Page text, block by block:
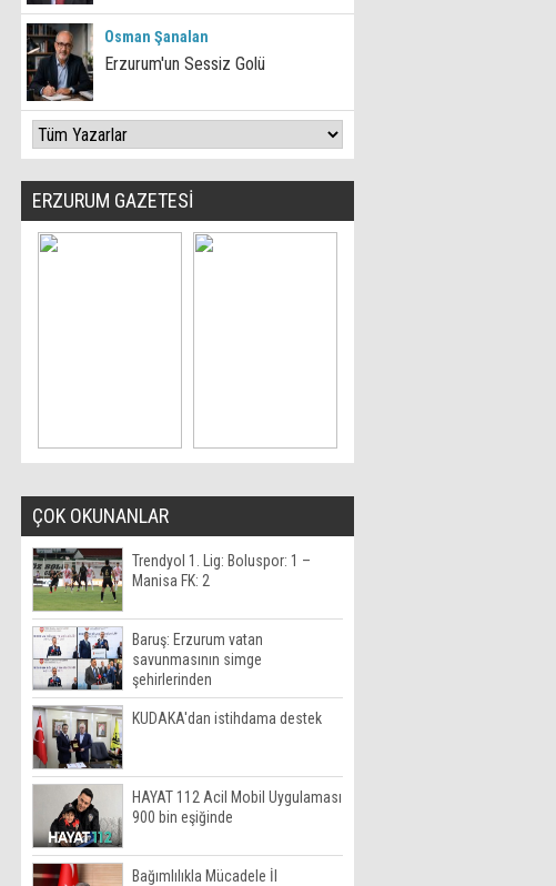
Osman Şanalan
Erzurum'un Sessiz Golü
ERZURUM GAZETESİ
ÇOK OKUNANLAR
Trendyol 1. Lig: Boluspor: 1 –
Manisa FK: 2
Baruş: Erzurum vatan
savunmasının simge
şehirlerinden
KUDAKA'dan istihdama destek
HAYAT 112 Acil Mobil Uygulaması
900 bin eşiğinde
Bağımlılıkla Mücadele İl